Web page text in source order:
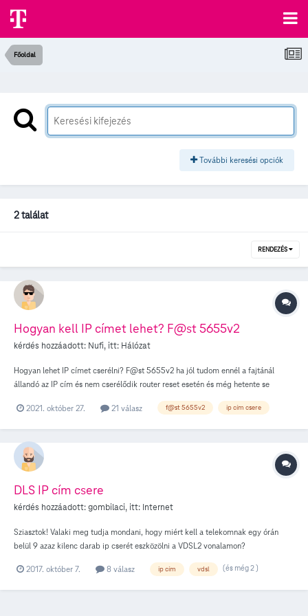
Főoldal
További keresési opciók
2 találat
RENDEZÉS
Hogyan kell IP címet lehet? F@st 5655v2
kérdés hozzáadott: Nufi, itt: Hálózat
Hogyan lehet IP címet cserélni? F@st 5655v2 ha jól tudom ennél a fajtánál
állandó az IP cím és nem cserélődik router reset esetén és még hetente se
2021. október 27.
21 válasz f@st 5655v2 ip cím csere
DLS IP cím csere
kérdés hozzáadott:gombilaci, itt: Internet
Sziasztok! Valaki meg tudja mondani, hogy miért kell a telekomnak egy órán
belül 9 azaz kilenc darab ip cserét eszközölni a VDSL2 vonalamon?
kilenc darab az most új rekord. Idegesítő amikor ebben az adott órában 9x
2017. október 7. 8 válasz ip cím vdsl (és még 2 )